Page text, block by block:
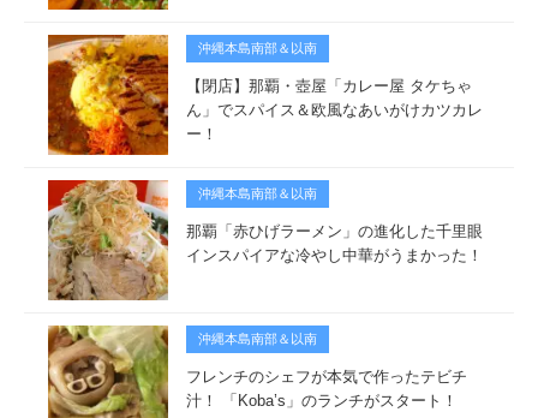
沖縄本島南部＆以南
【閉店】那覇・壺屋「カレー屋 タケちゃ
ん」でスパイス＆欧風なあいがけカツカレ
ー！
沖縄本島南部＆以南
那覇「赤ひげラーメン」の進化した千里眼
インスパイアな冷やし中華がうまかった！
沖縄本島南部＆以南
フレンチのシェフが本気で作ったテビチ
汁！ 「Koba’s」のランチがスタート！